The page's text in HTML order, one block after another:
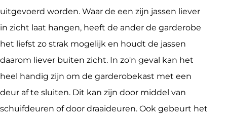
uitgevoerd worden. Waar de een zijn jassen liever
in zicht laat hangen, heeft de ander de garderobe
het liefst zo strak mogelijk en houdt de jassen
daarom liever buiten zicht. In zo'n geval kan het
heel handig zijn om de garderobekast met een
deur af te sluiten. Dit kan zijn door middel van
schuifdeuren of door draaideuren. Ook gebeurt het